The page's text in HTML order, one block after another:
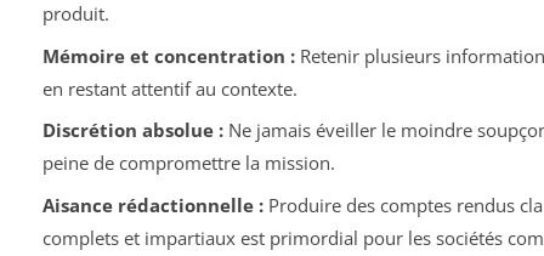
produit.
Mémoire et concentration :Retenir plusieurs
en restant attentif au contexte.
Discrétion absolue :Ne jamais éveiller le moindre
peine de compromettre la mission.
Aisance rédactionnelle :Produire des comptes rendus
complets et impartiaux est primordial pour les sociétés